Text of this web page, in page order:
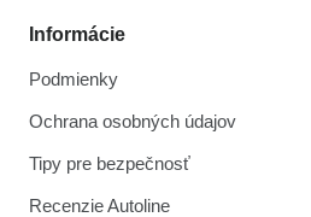
Informácie
Podmienky
Ochrana osobných údajov
Tipy pre bezpečnosť
Recenzie Autoline